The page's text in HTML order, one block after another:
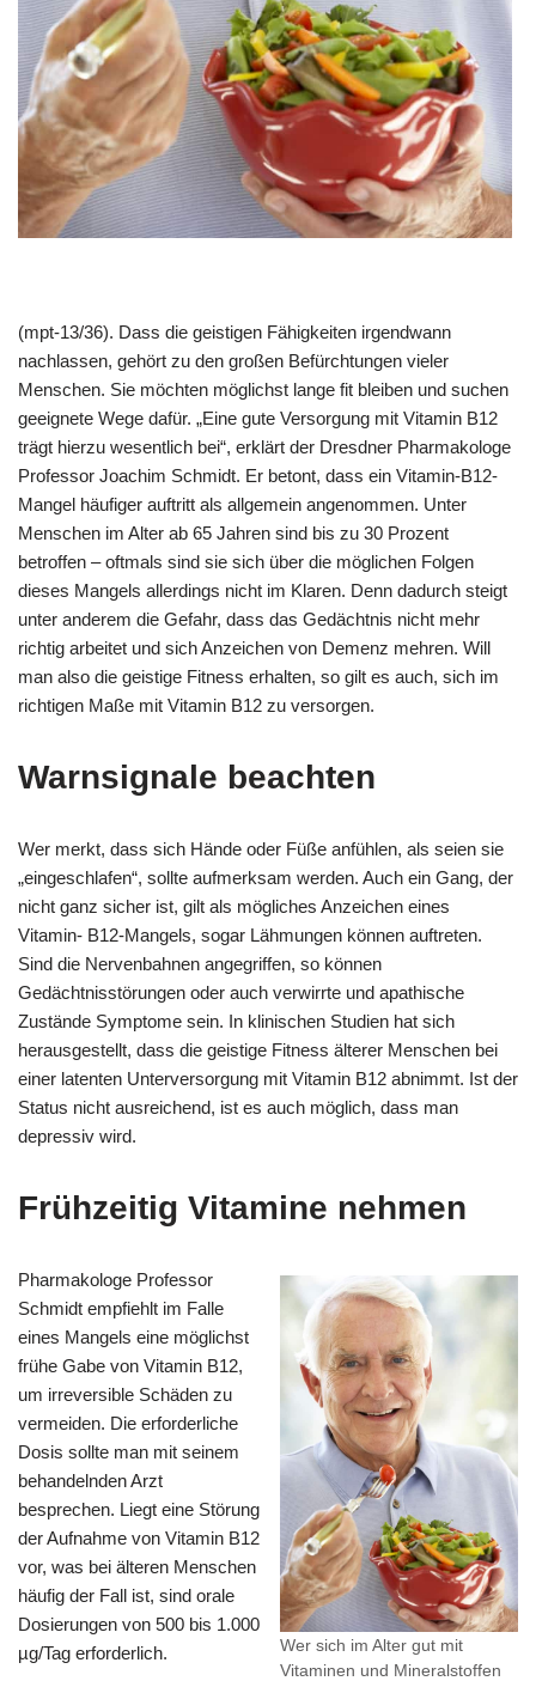
(mpt-13/36). Dass die geistigen Fähigkeiten irgendwann
nachlassen, gehört zu den großen Befürchtungen vieler
Menschen. Sie möchten möglichst lange fit bleiben und suchen
geeignete Wege dafür. „Eine gute Versorgung mit Vitamin B12
trägt hierzu wesentlich bei“, erklärt der Dresdner Pharmakologe
Professor Joachim Schmidt. Er betont, dass ein Vitamin-B12-
Mangel häufiger auftritt als allgemein angenommen. Unter
Menschen im Alter ab 65 Jahren sind bis zu 30 Prozent
betroffen – oftmals sind sie sich über die möglichen Folgen
dieses Mangels allerdings nicht im Klaren. Denn dadurch steigt
unter anderem die Gefahr, dass das Gedächtnis nicht mehr
richtig arbeitet und sich Anzeichen von Demenz mehren. Will
man also die geistige Fitness erhalten, so gilt es auch, sich im
richtigen Maße mit Vitamin B12 zu versorgen.
Warnsignale beachten
Wer merkt, dass sich Hände oder Füße anfühlen, als seien sie
„eingeschlafen“, sollte aufmerksam werden. Auch ein Gang, der
nicht ganz sicher ist, gilt als mögliches Anzeichen eines
Vitamin- B12-Mangels, sogar Lähmungen können auftreten.
Sind die Nervenbahnen angegriffen, so können
Gedächtnisstörungen oder auch verwirrte und apathische
Zustände Symptome sein. In klinischen Studien hat sich
herausgestellt, dass die geistige Fitness älterer Menschen bei
einer latenten Unterversorgung mit Vitamin B12 abnimmt. Ist der
Status nicht ausreichend, ist es auch möglich, dass man
depressiv wird.
Frühzeitig Vitamine nehmen
Wer sich im Alter gut mit
Vitaminen und Mineralstoffen
Pharmakologe Professor
Schmidt empfiehlt im Falle
eines Mangels eine möglichst
frühe Gabe von Vitamin B12,
um irreversible Schäden zu
vermeiden. Die erforderliche
Dosis sollte man mit seinem
behandelnden Arzt
besprechen. Liegt eine Störung
der Aufnahme von Vitamin B12
vor, was bei älteren Menschen
häufig der Fall ist, sind orale
Dosierungen von 500 bis 1.000
µg/Tag erforderlich.